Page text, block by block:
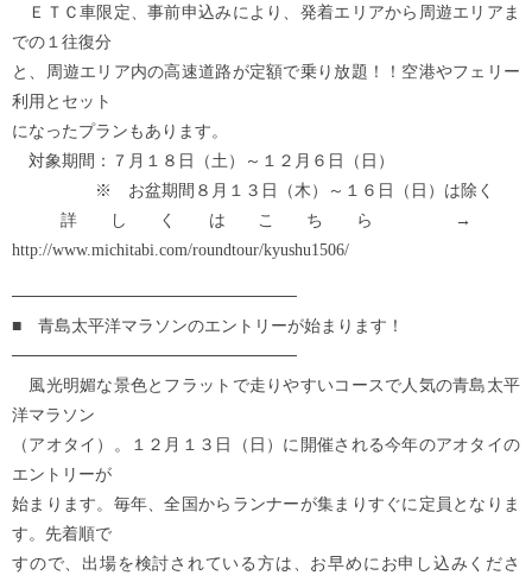
ＥＴＣ車限定、事前申込みにより、発着エリアから周遊エリアま
での１往復分
と、周遊エリア内の高速道路が定額で乗り放題！！空港やフェリー
利用とセット
になったプランもあります。
対象期間：７月１８日（土）～１２月６日（日）
※ お盆期間８月１３日（木）～１６日（日）は除く
詳しくはこちら →
http://www.michitabi.com/roundtour/kyushu1506/
────────────────────────
■ 青島太平洋マラソンのエントリーが始まります！
────────────────────────
風光明媚な景色とフラットで走りやすいコースで人気の青島太平
洋マラソン
（アオタイ）。１２月１３日（日）に開催される今年のアオタイの
エントリーが
始まります。毎年、全国からランナーが集まりすぐに定員となりま
す。先着順で
すので、出場を検討されている方は、お早めにお申し込みくださ